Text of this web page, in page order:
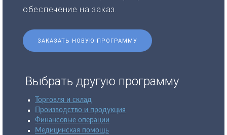
обеспечение на заказ.
ЗАКАЗАТЬ НОВУЮ ПРОГРАММУ
Выбрать другую программу
Торговля и склад
Производство и продукция
Финансовые операции
Медицинская помощь